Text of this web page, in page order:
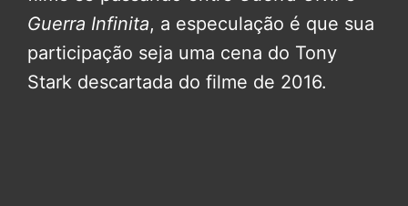
Guerra Infinita, a especulação é que sua
participação seja uma cena do Tony
Stark descartada do filme de 2016.